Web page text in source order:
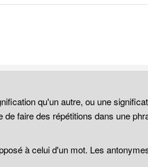
qu'un autre, ou une
faire des répétitions dans une
à celui d'un mot. Les